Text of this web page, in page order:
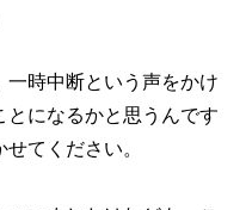
時中断という声をかけ
になるかと思うんです
てください。